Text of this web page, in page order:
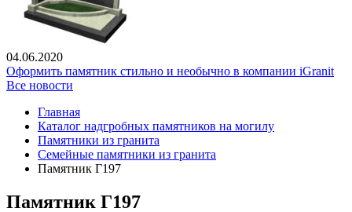
04.06.2020
Оформить памятник стильно и необычно в компании iGranit
Все новости
Главная
Каталог надгробных памятников на могилу
Памятники из гранита
Семейные памятники из гранита
Памятник Г197
Памятник Г197